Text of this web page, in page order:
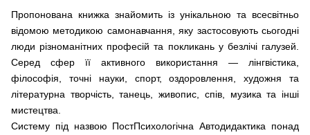
Пропонована книжка знайомить із унікальною та всесвітньо
відомою методикою самонавчання, яку застосовують сьогодні
люди різноманітних професій та покликань у безлічі галузей.
Серед сфер її активного використання — лінгвістика,
філософія, точні науки, спорт, оздоровлення, художня та
літературна творчість, танець, живопис, спів, музика та інші
мистецтва.
Систему під назвою ПостПсихологічна Автодидактика понад